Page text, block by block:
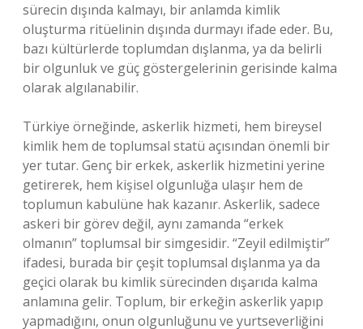
sürecin dışında kalmayı, bir anlamda kimlik
oluşturma ritüelinin dışında durmayı ifade eder. Bu,
bazı kültürlerde toplumdan dışlanma, ya da belirli
bir olgunluk ve güç göstergelerinin gerisinde kalma
olarak algılanabilir.
Türkiye örneğinde, askerlik hizmeti, hem bireysel
kimlik hem de toplumsal statü açısından önemli bir
yer tutar. Genç bir erkek, askerlik hizmetini yerine
getirerek, hem kişisel olgunluğa ulaşır hem de
toplumun kabulüne hak kazanır. Askerlik, sadece
askeri bir görev değil, aynı zamanda “erkek
olmanın” toplumsal bir simgesidir. “Zeyil edilmiştir”
ifadesi, burada bir çeşit toplumsal dışlanma ya da
geçici olarak bu kimlik sürecinden dışarıda kalma
anlamına gelir. Toplum, bir erkeğin askerlik yapıp
yapmadığını, onun olgunluğunu ve yurtseverliğini